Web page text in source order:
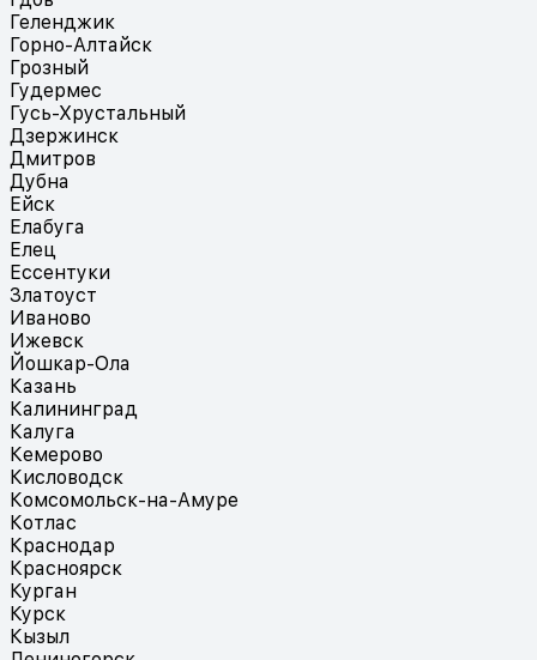
Геленджик
Горно-Алтайск
Грозный
Гудермес
Гусь-Хрустальный
Дзержинск
Дмитров
Дубна
Ейск
Елабуга
Елец
Ессентуки
Златоуст
Иваново
Ижевск
Йошкар-Ола
Казань
Калининград
Калуга
Кемерово
Кисловодск
Комсомольск-на-Амуре
Котлас
Краснодар
Красноярск
Курган
Курск
Кызыл